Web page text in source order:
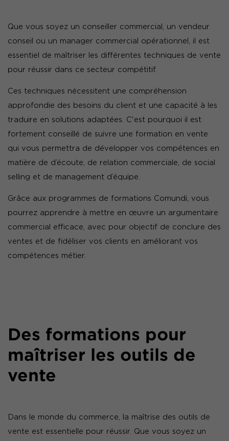
Que vous soyez un conseiller commercial, un vendeur
conseil ou un manager commercial opérationnel, il est
essentiel de maîtriser les différentes techniques de vente
pour réussir dans ce secteur compétitif.
Ces techniques nécessitent une compréhension
approfondie des besoins du client et une capacité à les
traduire en solutions adaptées. C'est pourquoi il est
fortement conseillé de suivre une formation en vente
qui vous permettra de développer vos compétences en
matière de d’écoute, de relation commerciale, de social
selling et de management d’équipe.
Grâce aux programmes de formations Comundi, vous
pourrez apprendre à mettre en œuvre un argumentaire
commercial efficace, avec pour objectif de conclure des
ventes et de fidéliser vos clients en améliorant vos
compétences métier.
Des formations pour
maîtriser les outils de
vente
Dans le monde du commerce, la maîtrise des outils de
vente est essentielle pour réussir. Que vous soyez un